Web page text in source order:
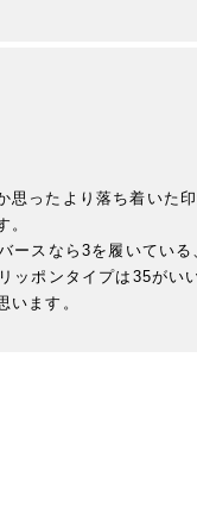
ったより落ち着いた
。
スなら3を履いてい
ッポンタイプは35がい
います。